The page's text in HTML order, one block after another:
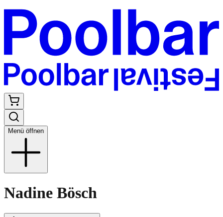
Menü öffnen
Nadine Bösch